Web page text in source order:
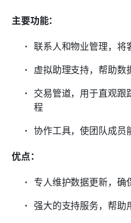
主要功能：
联系人和物业管理，将
虚拟助理支持，帮助
交易管道，用于直观跟
程
协作工具，使团队成员
优点：
专人维护数据更新，确
强大的支持服务，帮助